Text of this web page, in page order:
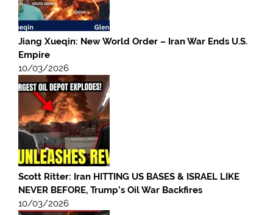
Jiang Xueqin: New World Order – Iran War Ends U.S.
Empire
10/03/2026
Scott Ritter: Iran HITTING US BASES & ISRAEL LIKE
NEVER BEFORE, Trump’s Oil War Backfires
10/03/2026